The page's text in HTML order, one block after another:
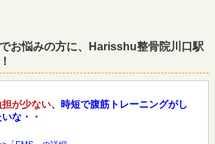
お悩みの方に、Harisshu整骨院川口駅
担が少ない、時短で腹筋トレーニングがし
な・・